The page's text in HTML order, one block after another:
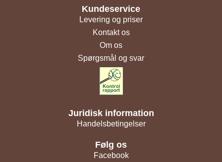
Kundeservice
Levering og priser
Kontakt os
Om os
Spørgsmål og svar
Juridisk information
Handelsbetingelser
Følg os
Facebook